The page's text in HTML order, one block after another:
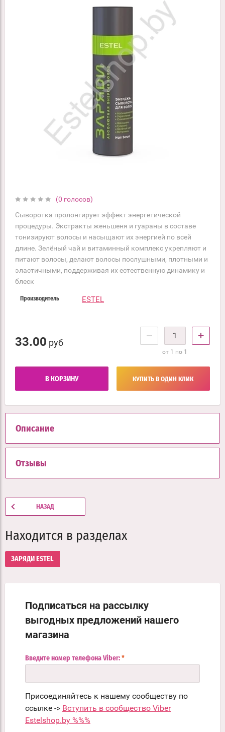
(0 голосов)
Сыворотка пролонгирует эффект энергетической
процедуры. Экстракты женьшеня и гуараны в составе
тонизируют волосы и насыщают их энергией по всей
длине. Зелёный чай и витаминный комплекс укрепляют и
питают волосы, делают волосы послушными, плотными и
эластичными, поддерживая их естественную динамику и
блеск
Производитель ESTEL
33.00 руб
− +
от 1 по 1
В КОРЗИНУ КУПИТЬ В ОДИН КЛИК
Описание
Отзывы
НАЗАД
Находится в разделах
ЗАРЯДИ ESTEL
Подписаться на рассылку
выгодных предложений нашего
магазина
Введите номер телефона Viber: *
Присоединяйтесь к нашему сообществу по
ссылке -> Вступить в сообщество Viber
Estelshop.by %%%